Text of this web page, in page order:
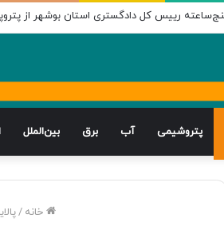
رییس کل دادگستری استان بوشهر از
پتروشیمی آب برق بین‌الملل
خانه /